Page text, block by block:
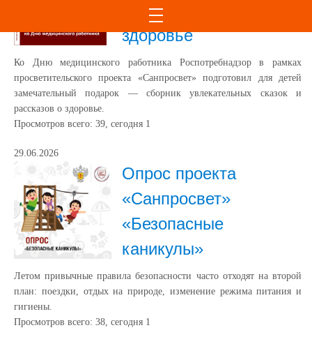
и рассказов о
здоровье
Ко Дню медицинского работника Роспотребнадзор в рамках
просветительского проекта «Санпросвет» подготовил для детей
замечательный подарок — сборник увлекательных сказок и
рассказов о здоровье.
Просмотров всего: 39, сегодня 1
29.06.2026
Опрос проекта
«Санпросвет»
«Безопасные
каникулы»
Летом привычные правила безопасности часто отходят на второй
план: поездки, отдых на природе, изменение режима питания и
гигиены.
Просмотров всего: 38, сегодня 1